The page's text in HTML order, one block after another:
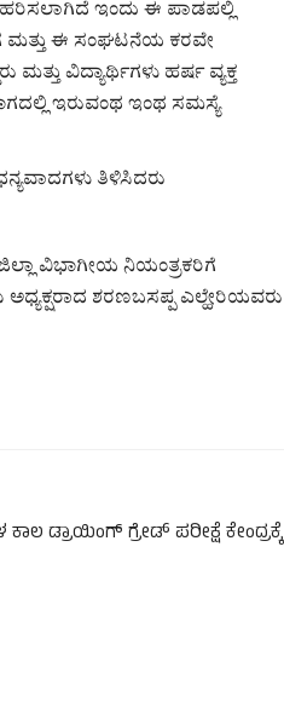
ಇಂದು ಈ ಪಾಡಪಲ್ಲಿ
ಮತ್ತು ಈ ಸಂಘಟನೆಯ ಕರವೇ
ಮತ್ತು ವಿದ್ಯಾರ್ಥಿಗಳು ಹರ್ಷ ವ್ಯಕ್ತ
ಇರುವಂಥ ಇಂಥ ಸಮಸ್ಯೆ
ತಿಳಿಸಿದರು
ವಿಭಾಗೀಯ ನಿಯಂತ್ರಕರಿಗೆ
ಶರಣಬಸಪ್ಪ ಎಲ್ಹೇರಿಯವರು
ಡ್ರಾಯಿಂಗ್ ಗ್ರೇಡ್ ಪರೀಕ್ಷೆ ಕೇಂದ್ರಕ್ಕೆ